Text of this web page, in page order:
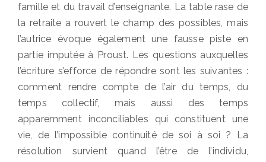
famille et du travail d’enseignante. La table rase de
la retraite a rouvert le champ des possibles, mais
l’autrice évoque également une fausse piste en
partie imputée à Proust. Les questions auxquelles
l’écriture s’efforce de répondre sont les suivantes :
comment rendre compte de l’air du temps, du
temps collectif, mais aussi des temps
apparemment inconciliables qui constituent une
vie, de l’impossible continuité de soi à soi ? La
résolution survient quand l’être de l’individu,